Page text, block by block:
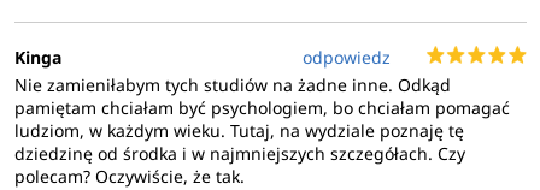
Kinga
odpowiedz
Nie zamieniłabym tych studiów na żadne inne. Odkąd
pamiętam chciałam być psychologiem, bo chciałam pomagać
ludziom, w każdym wieku. Tutaj, na wydziale poznaję tę
dziedzinę od środka i w najmniejszych szczegółach. Czy
polecam? Oczywiście, że tak.